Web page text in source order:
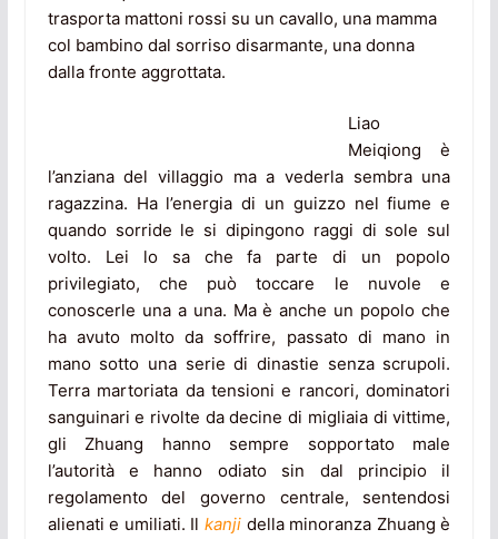
trasporta mattoni rossi su un cavallo, una mamma
col bambino dal sorriso disarmante, una donna
dalla fronte aggrottata.
Liao
Meiqiong è
l’anziana del villaggio ma a vederla sembra una
ragazzina. Ha l’energia di un guizzo nel fiume e
quando sorride le si dipingono raggi di sole sul
volto. Lei lo sa che fa parte di un popolo
privilegiato, che può toccare le nuvole e
conoscerle una a una. Ma è anche un popolo che
ha avuto molto da soffrire, passato di mano in
mano sotto una serie di dinastie senza scrupoli.
Terra martoriata da tensioni e rancori, dominatori
sanguinari e rivolte da decine di migliaia di vittime,
gli Zhuang hanno sempre sopportato male
l’autorità e hanno odiato sin dal principio il
regolamento del governo centrale, sentendosi
alienati e umiliati. Il kanji della minoranza Zhuang è